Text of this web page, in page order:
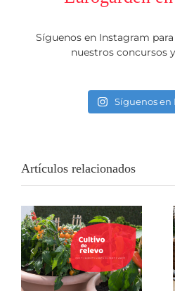
Síguenos en Instagram
nuestros concursos
Síguenos en
Artículos relacionados
Cultivo de relevo:
la técnica para
que tu huerto
urbano nunca se